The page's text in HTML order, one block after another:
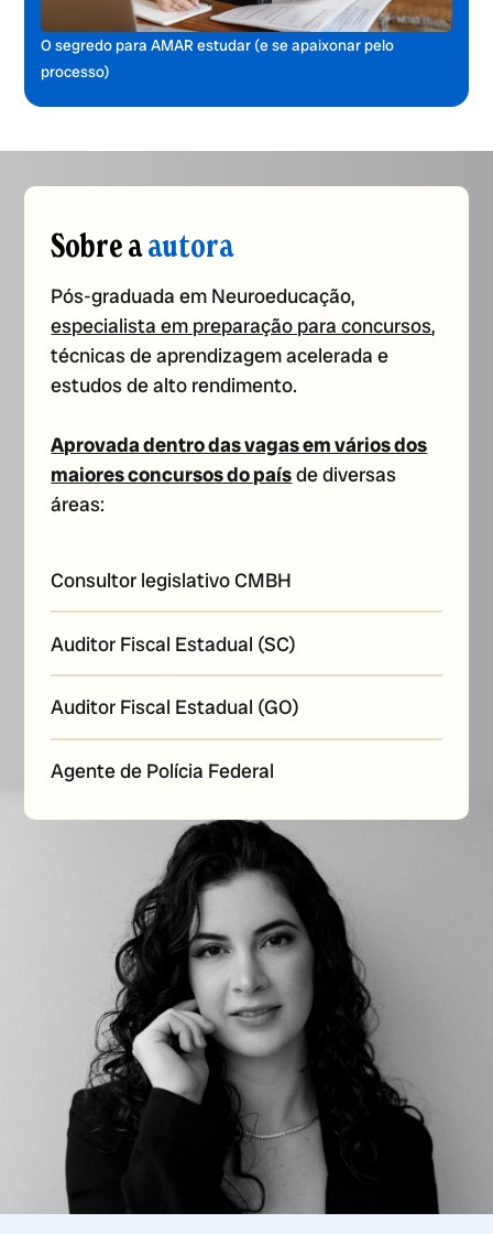
O segredo para AMAR estudar (e se apaixonar pelo
processo)
Sobre aautora
Pós-graduada em Neuroeducação,
especialista em preparação para concursos,
técnicas de aprendizagem acelerada e
estudos de alto rendimento.
Aprovada dentro das vagas em vários dos
maiores concursos do paísde diversas
áreas:
Consultor legislativo CMBH
Auditor Fiscal Estadual (SC)
Auditor Fiscal Estadual (GO)
Agente de Polícia Federal